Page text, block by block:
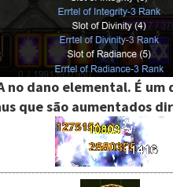
no dano elemental. É
que são aumentados